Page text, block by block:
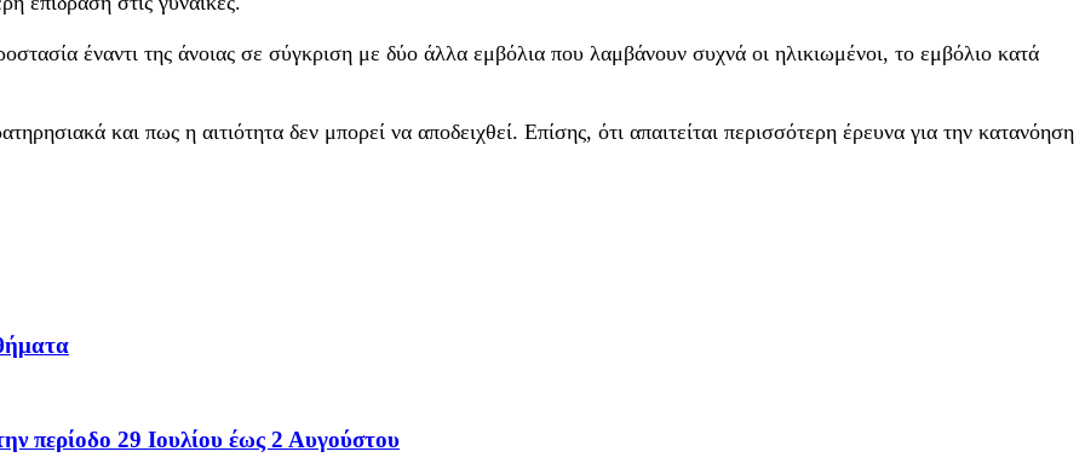
έναντι της άνοιας σε σύγκριση με δύο άλλα εμβόλια που λαμβάνουν συχνά οι ηλικιωμένοι, το εμβόλιο κατά
και πως η αιτιότητα δεν μπορεί να αποδειχθεί. Επίσης, ότι απαιτείται περισσότερη έρευνα για την κατανόηση
29 Ιουλίου έως 2 Αυγούστου